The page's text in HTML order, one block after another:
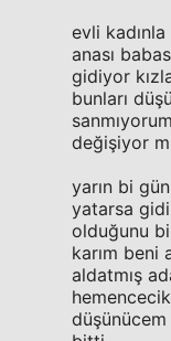
evli
anası
gidiyor
bunları
değişiyor
yarın bi
yatarsa
olduğunu
karım beni
aldatmış
düşünücem